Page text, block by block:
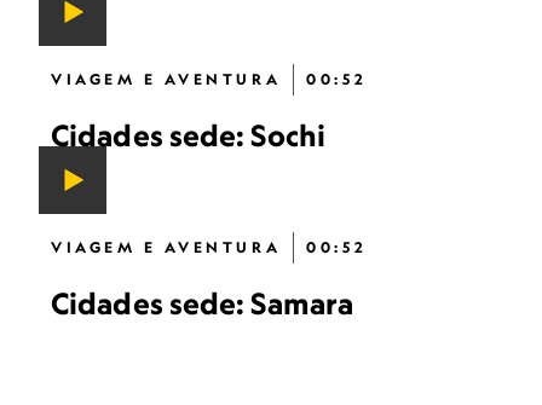
VIAGEM E AVENTURA 00:52
Cidades sede: Sochi
VIAGEM E AVENTURA 00:52
Cidades sede: Samara